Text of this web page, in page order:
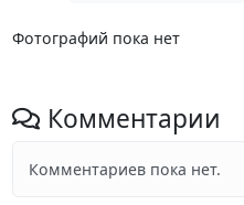
Фотографий пока нет
Комментарии
Комментариев пока нет.